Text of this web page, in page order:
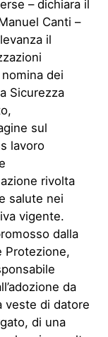
– dichiara il
Canti –
il
dei
Sicurezza
sul
lavoro
rivolta
salute nei
vigente.
dalla
Protezione,
da
veste di datore
di una